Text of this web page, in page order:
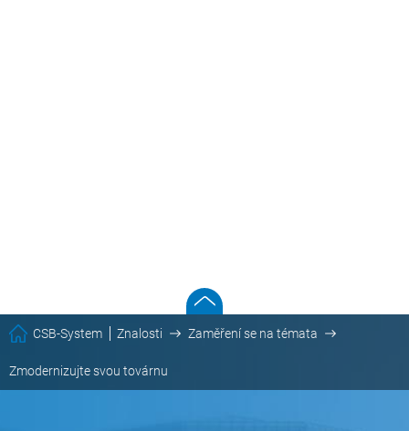
CSB-System Znalosti Zaměření se na témata
Zmodernizujte svou továrnu